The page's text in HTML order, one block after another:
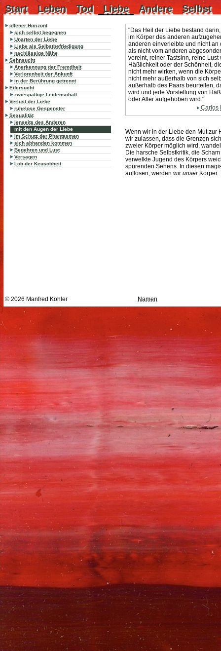
Start Leben Tod Liebe Andere Selbst
offener Horizont
sich selbst begegnen
Unarten der Liebe
Liebe als Selbstbefriedigung
nachlässige Nähe
Sehnsucht
Anerkennung der Fremdheit
Verlorenheit der Ankunft
in der Berührung getrennt
Eifersucht
zwiespältige Leidenschaft
Verlust der Liebe
ruhelose Gespenster
Sexualität
jenseits des Anderen
mit den Augen der Liebe
im Schutz der Phantasmen
sich abhanden kommen
Begehren und Lust
Versagen
Lob der Keuschheit
"Das Heil der Liebe bestand
im Körper des anderen
anderen einverleibte und nicht
als nicht vom anderen
vereint, reiner Tastsinn, reine
Häßlichkeit oder der Schönheit,
nicht mehr wirken, wenn die
nicht mehr außerhalb von sich
außerhalb des Paars beurteilen,
wird und jede Vorstellung von
oder Alter aufgehoben wird."
Carlos
Wenn wir in der Liebe den Mut zur
wir zulassen, dass die Grenzen
zweier Körper möglich wird,
Die harsche Selbstkritik, die
verwelkte Jugend des Körpers
spürenden Sehens. In diesen
auflösen, werden wir unserKörper.